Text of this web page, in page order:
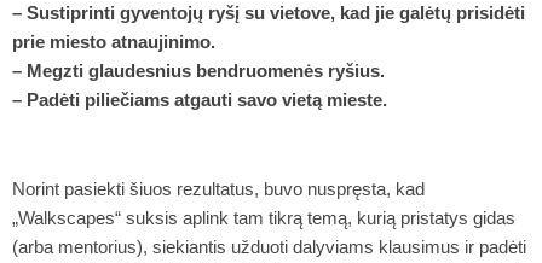
– Sustiprinti gyventojų ryšį su vietove, kad jie galėtų prisidėti
prie miesto atnaujinimo.
– Megzti glaudesnius bendruomenės ryšius.
– Padėti piliečiams atgauti savo vietą mieste.
Norint pasiekti šiuos rezultatus, buvo nuspręsta, kad
„Walkscapes“ suksis aplink tam tikrą temą, kurią pristatys gidas
(arba mentorius), siekiantis užduoti dalyviams klausimus ir padėti